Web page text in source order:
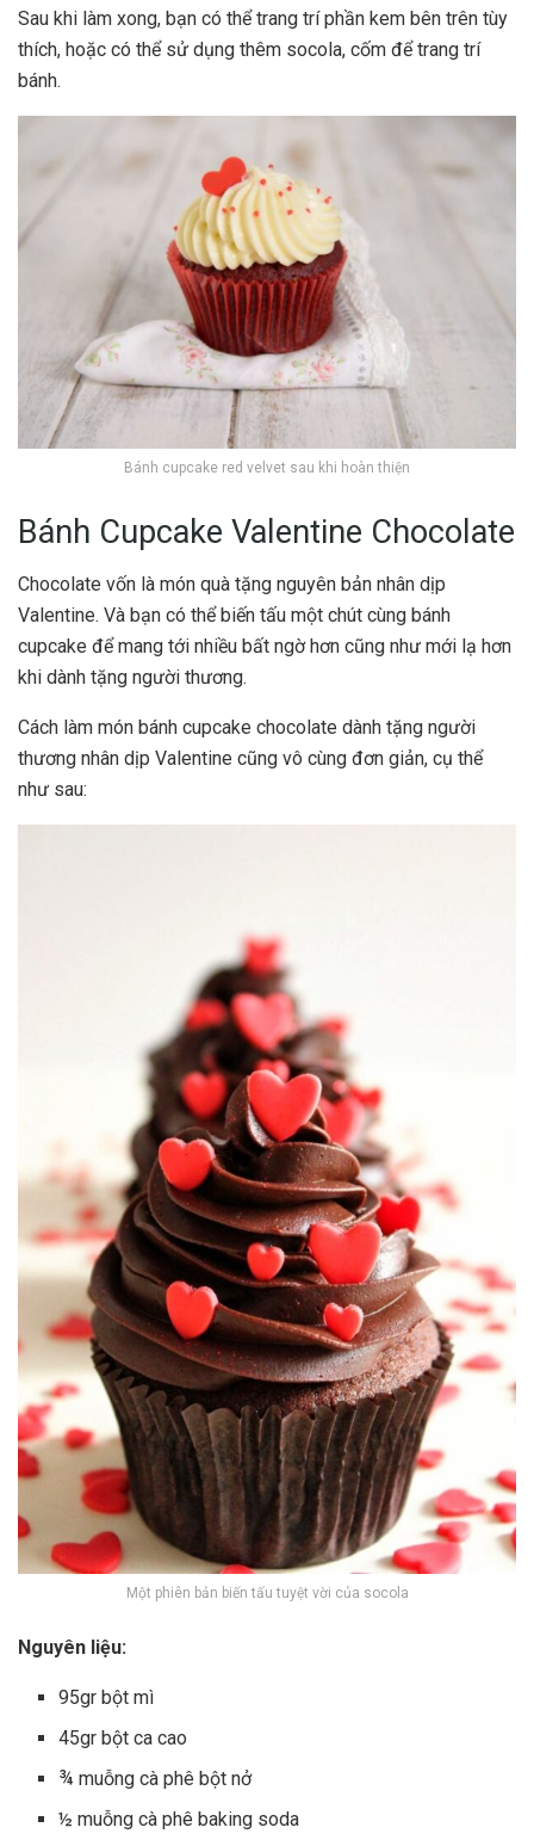
Sau khi làm xong, bạn có thể trang trí phần kem bên trên tùy
thích, hoặc có thể sử dụng thêm socola, cốm để trang trí
bánh.
Bánh cupcake red velvet sau khi hoàn thiện
Bánh Cupcake Valentine Chocolate
Chocolate vốn là món quà tặng nguyên bản nhân dịp
Valentine. Và bạn có thể biến tấu một chút cùng bánh
cupcake để mang tới nhiều bất ngờ hơn cũng như mới lạ hơn
khi dành tặng người thương.
Cách làm món bánh cupcake chocolate dành tặng người
thương nhân dịp Valentine cũng vô cùng đơn giản, cụ thể
như sau:
Một phiên bản biến tấu tuyệt vời của socola
Nguyên liệu:
95gr bột mì
45gr bột ca cao
¾ muỗng cà phê bột nở
½ muỗng cà phê baking soda